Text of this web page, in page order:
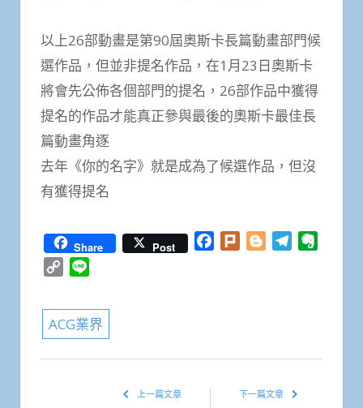
以上26部動畫是第90屆奧斯卡長篇動畫部門候
選作品，但並非提名作品，在1月23日奧斯卡
將會先公佈各個部門的提名，26部作品中獲得
提名的作品才能真正參與最後的奧斯卡最佳長
篇動畫角逐
去年《你的名字》就是成為了候選作品，但沒
有獲得提名
Share Post Facebook
Plurk BloggerTelegram
Copy
ACG業界
上一篇文章 下一篇文章